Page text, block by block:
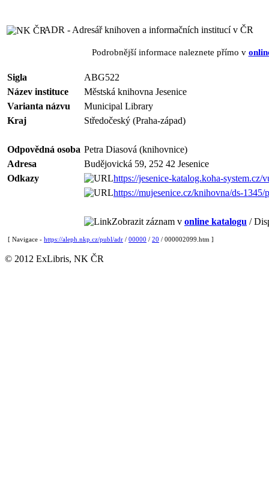
ADR - Adresář knihoven a informačních institucí v ČR
Podrobnější informace naleznete přímo v
Sigla
ABG522
Název instituce
Městská knihovna Jesenice
Varianta názvu
Municipal Library
Kraj
Středočeský (Praha-západ)
Odpovědná osoba Petra Diasová (knihovnice)
Adresa
Budějovická 59, 252 42 Jesenice
Odkazy
https://jesenice-katalog.koha-system.cz/
https://mujesenice.cz/knihovna/ds-1345/
Zobrazit záznam v online katalogu /
[ Navigace - https://aleph.nkp.cz/publ/adr / 00000 / 20 / 000002099.htm ]
© 2012 ExLibris, NK ČR